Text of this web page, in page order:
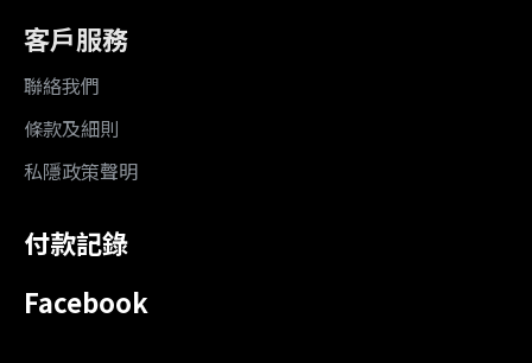
客戶服務
聯絡我們
條款及細則
私隱政策聲明
付款記錄
Facebook